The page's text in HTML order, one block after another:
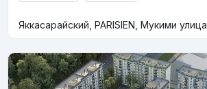
Яккасарайский, PARISIEN, Мукими улица